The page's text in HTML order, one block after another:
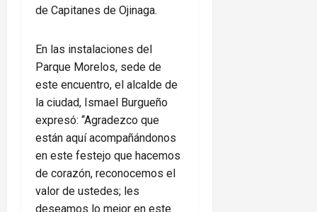
de Capitanes de Ojinaga.
En las instalaciones del
Parque Morelos, sede de
este encuentro, el alcalde de
la ciudad, Ismael Burgueño
expresó: “Agradezco que
están aquí acompañándonos
en este festejo que hacemos
de corazón, reconocemos el
valor de ustedes; les
deseamos lo mejor en este